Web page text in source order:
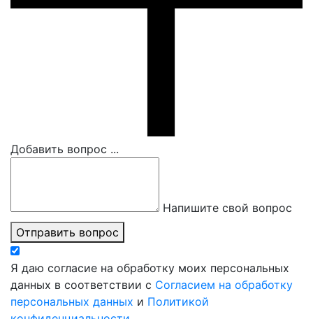
Добавить вопрос ...
Напишите свой вопрос
Отправить вопрос
Я даю согласие на обработку моих персональных
данных в соответствии с Согласием на обработку
персональных данных и Политикой